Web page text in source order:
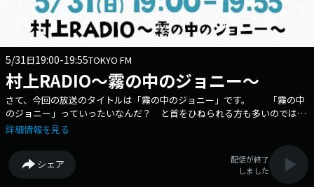
5/31 日19:00-19:55TOKYO FM
村上RADIO～霧の中のジョニー～
さて、今回の放送のタイトルは「霧の中のジョニー」です。 「霧の中
のジョニー」っていったいなんだ？ と首をひねられる方も多いのではな
いかと思いますが、そのへんの説明は番組の中でおいおいさせていただく
ずらりと並べてみました。ふと思いついて、暇にまかせて、うちのレコー
ド棚の中にそういう「ジョニー・ソング」を探し求めてみたんですが、け
っこうたくさんあるんですね、これが。実にいろんなジョニーくんがいま
詳細情報を見る
シェア
配信が終了
しました